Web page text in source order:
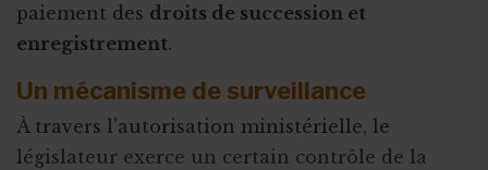
paiement des droits de succession et
enregistrement.
Un mécanisme de surveillance
À travers l'autorisation ministérielle, le
législateur exerce un certain contrôle de la